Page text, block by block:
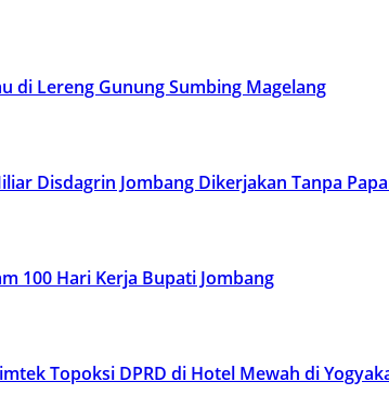
di Lereng Gunung Sumbing Magelang
Disdagrin Jombang Dikerjakan Tanpa
100 Hari Kerja Bupati Jombang
Topoksi DPRD di Hotel Mewah di